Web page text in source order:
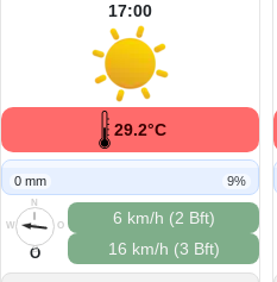
17:00
29.2°C
0 mm 9%
N
O
S
W
O
6 km/h (2 Bft)
16 km/h (3 Bft)